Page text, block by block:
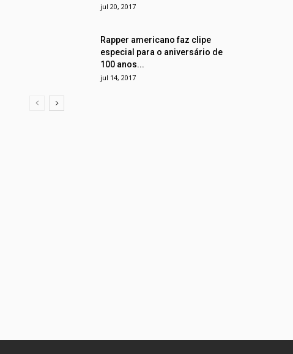
jul 20, 2017
Rapper americano faz clipe
especial para o aniversário de
100 anos...
jul 14, 2017